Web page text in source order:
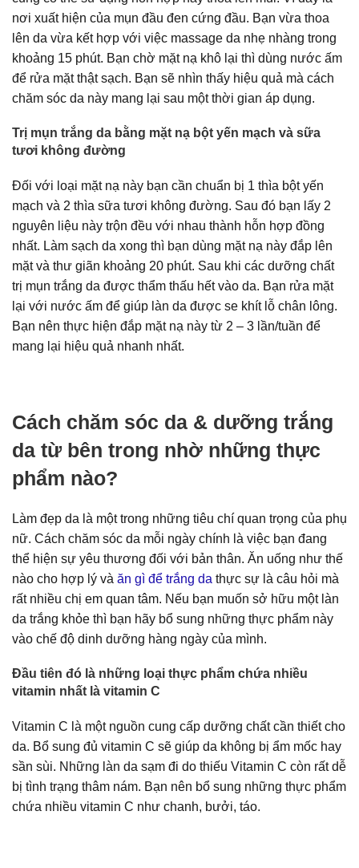
nơi xuất hiện của mụn đầu đen cứng đầu. Bạn vừa thoa
lên da vừa kết hợp với việc massage da nhẹ nhàng trong
khoảng 15 phút. Bạn chờ mặt nạ khô lại thì dùng nước ấm
để rửa mặt thật sạch. Bạn sẽ nhìn thấy hiệu quả mà cách
chăm sóc da này mang lại sau một thời gian áp dụng.
Trị mụn trắng da bằng mặt nạ bột yến mạch và sữa
tươi không đường
Đối với loại mặt nạ này bạn cần chuẩn bị 1 thìa bột yến
mạch và 2 thìa sữa tươi không đường. Sau đó bạn lấy 2
nguyên liệu này trộn đều với nhau thành hỗn hợp đồng
nhất. Làm sạch da xong thì bạn dùng mặt nạ này đắp lên
mặt và thư giãn khoảng 20 phút. Sau khi các dưỡng chất
trị mụn trắng da được thẩm thấu hết vào da. Bạn rửa mặt
lại với nước ấm để giúp làn da được se khít lỗ chân lông.
Bạn nên thực hiện đắp mặt nạ này từ 2 – 3 lần/tuần để
mang lại hiệu quả nhanh nhất.
Cách chăm sóc da & dưỡng trắng
da từ bên trong nhờ những thực
phẩm nào?
Làm đẹp da là một trong những tiêu chí quan trọng của phụ
nữ. Cách chăm sóc da mỗi ngày chính là việc bạn đang
thể hiện sự yêu thương đối với bản thân. Ăn uống như thế
nào cho hợp lý và ăn gì để trắng da thực sự là câu hỏi mà
rất nhiều chị em quan tâm. Nếu bạn muốn sở hữu một làn
da trắng khỏe thì bạn hãy bổ sung những thực phẩm này
vào chế độ dinh dưỡng hàng ngày của mình.
Đầu tiên đó là những loại thực phẩm chứa nhiều
vitamin nhất là vitamin C
Vitamin C là một nguồn cung cấp dưỡng chất cần thiết cho
da. Bổ sung đủ vitamin C sẽ giúp da không bị ẩm mốc hay
sần sùi. Những làn da sạm đi do thiếu Vitamin C còn rất dễ
bị tình trạng thâm nám. Bạn nên bổ sung những thực phẩm
chứa nhiều vitamin C như chanh, bưởi, táo.